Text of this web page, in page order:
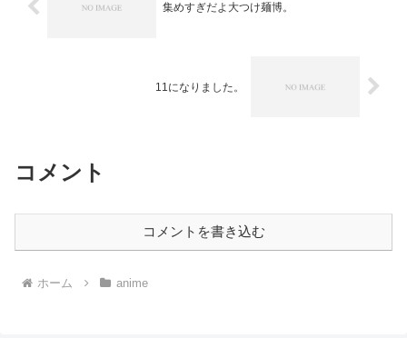
集めすぎだよ大つけ麺博。
11になりました。
コメント
コメントを書き込む
ホーム anime